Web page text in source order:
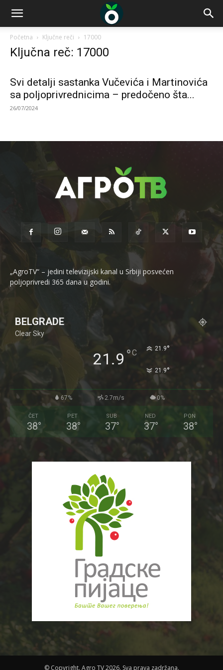
Početna Ključne reči 17000
Ključna reč: 17000
Svi detalji sastanka Vučevića i Martinovića
sa poljoprivrednicima – predočeno šta...
26/07/2024
„AgroTV“ – jedini televizijski kanal u Srbiji posvećen
poljoprivredi 365 dana u godini.
BELGRADE
Clear Sky
21.9 °C 21.9°
21.9°
67% 2.7m/s 0%
ČET
38°
PET
38°
SUB
37°
NED
37°
PON
38°
© Copyright. Agro TV 2026. Sva prava zadržana.